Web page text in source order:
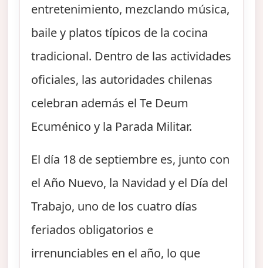
entretenimiento, mezclando música,
baile y platos típicos de la cocina
tradicional. Dentro de las actividades
oficiales, las autoridades chilenas
celebran además el Te Deum
Ecuménico y la Parada Militar.
El día 18 de septiembre es, junto con
el Año Nuevo, la Navidad y el Día del
Trabajo, uno de los cuatro días
feriados obligatorios e
irrenunciables en el año, lo que